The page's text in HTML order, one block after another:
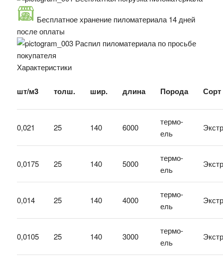
Бесплатное хранение пиломатериала 14 дней
после оплаты
Распил пиломатериала по просьбе
покупателя
Характеристики
шт/м3 толш. шир. длина Порода Сорт
0,021 25 140 6000
термо-
ель
0,0175 25 140 5000
термо-
ель
0,014 25 140 4000
термо-
ель
0,0105 25 140 3000
термо-
ель